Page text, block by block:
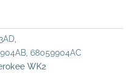
68059904AC
WK2